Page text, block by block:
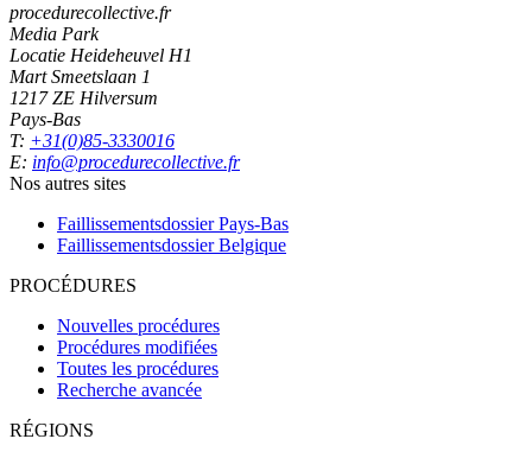
procedurecollective.fr
Media Park
Locatie Heideheuvel H1
Mart Smeetslaan 1
1217 ZE Hilversum
Pays-Bas
T: +31(0)85-3330016
E: info@procedurecollective.fr
Nos autres sites
Faillissementsdossier Pays-Bas
Faillissementsdossier Belgique
PROCÉDURES
Nouvelles procédures
Procédures modifiées
Toutes les procédures
Recherche avancée
RÉGIONS